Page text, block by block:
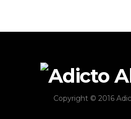
Copyright © 2016